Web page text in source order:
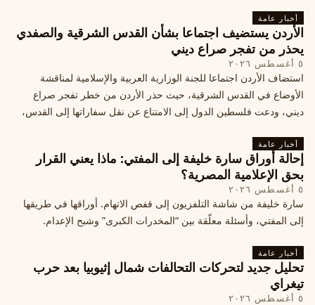
أخبار عامة
الأردن يستضيف اجتماعا بشأن القدس الشرقية والصفدي
يحذر من تفجر صراع ديني
٥ أغسطس ٢٠٢٦
استضاف الأردن اجتماعا للجنة الوزارية العربية والإسلامية لمناقشة
الأوضاع في القدس الشرقية، حيث حذر الأردن من خطر تفجر صراع
ديني، ودعت فلسطين الدول إلى الامتناع عن نقل سفاراتها إلى القدس،
أخبار عامة
إحالة أوراق سارة خليفة إلى المفتي: ماذا يعني القرار
بحق الإعلامية المصرية؟
٥ أغسطس ٢٠٢٦
سارة خليفة من شاشة التلفزيون إلى قفص الاتهام. أوراقها في طريقها
إلى المفتي، وأسئلة معلّقة بين “المخدرات الكبرى” وشبح الإعدام.
أخبار عامة
تحليل جديد لتحركات التحالفات شمال إثيوبيا بعد حرب
تيغراي
٥ أغسطس ٢٠٢٦